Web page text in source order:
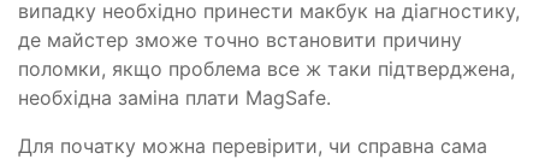
випадку необхідно принести макбук на діагностику,
де майстер зможе точно встановити причину
поломки, якщо проблема все ж таки підтверджена,
необхідна заміна плати MagSafe.
Для початку можна перевірити, чи справна сама